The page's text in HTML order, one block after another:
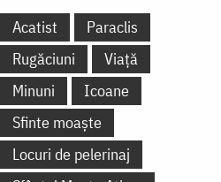
Acatist
Paraclis
Rugăciuni
Viață
Minuni
Icoane
Sfinte moaște
Locuri de pelerinaj